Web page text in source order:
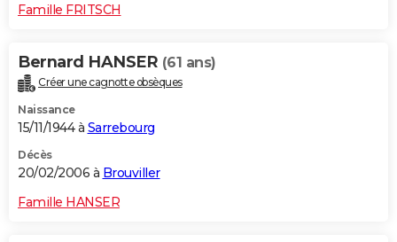
Famille FRITSCH
Bernard HANSER (61 ans)
Créer une cagnotte obsèques
Naissance
15/11/1944 à Sarrebourg
Décès
20/02/2006 à Brouviller
Famille HANSER